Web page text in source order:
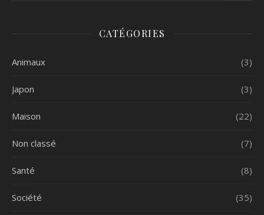
CATÉGORIES
Animaux (3)
Japon (3)
Maison (22)
Non classé (7)
Santé (8)
Société (35)